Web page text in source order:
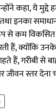
कहा, ये मुद्दे
इनका
से कम
हैं, क्योंकि
हैं, गरीबी से
स्तर देना